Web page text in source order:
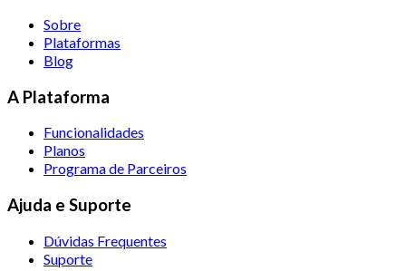
Sobre
Plataformas
Blog
A Plataforma
Funcionalidades
Planos
Programa de Parceiros
Ajuda e Suporte
Dúvidas Frequentes
Suporte